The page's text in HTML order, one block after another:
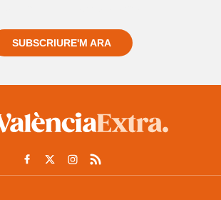
SUBSCRIURE'M ARA